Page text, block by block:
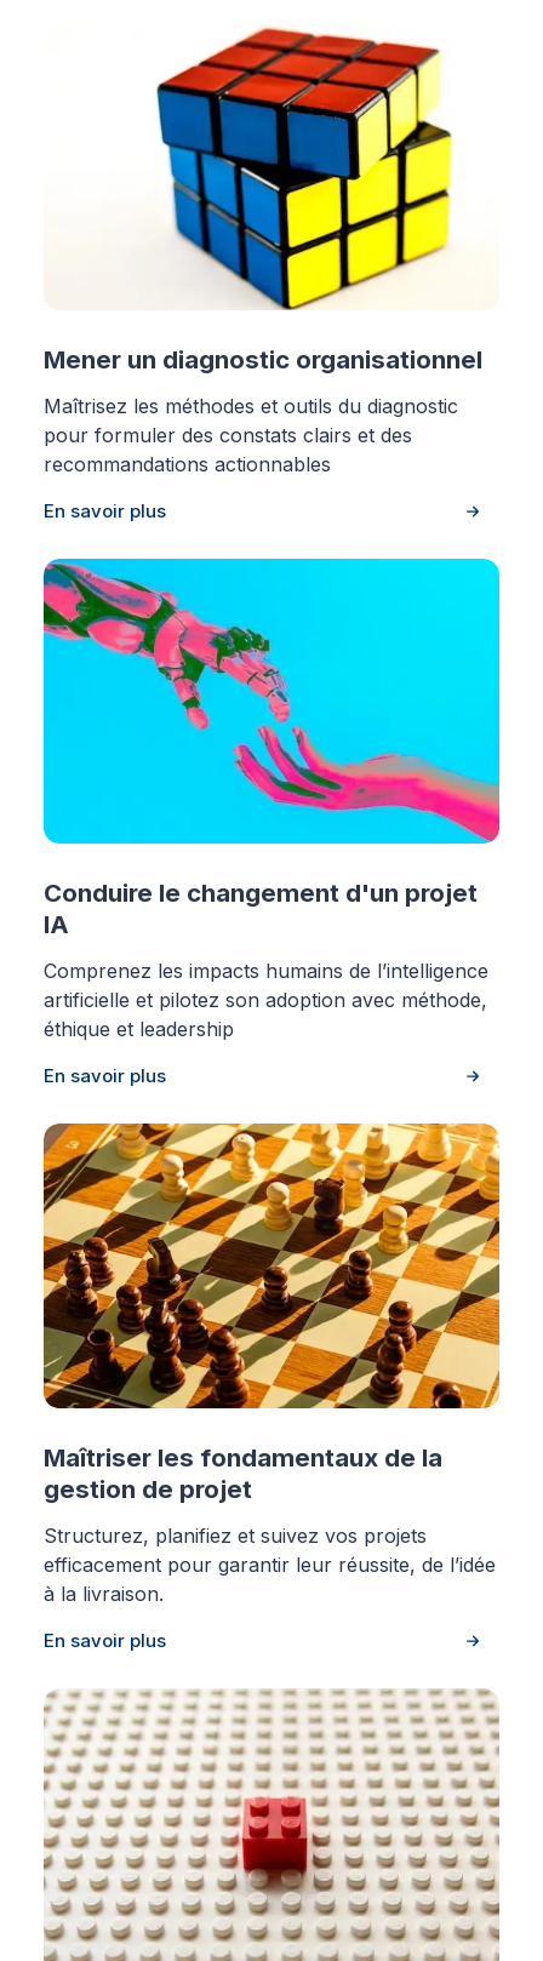
Mener un diagnostic organisationnel
Maîtrisez les méthodes et outils du diagnostic
pour formuler des constats clairs et des
recommandations actionnables
En savoir plus
Conduire le changement d'un projet
IA
Comprenez les impacts humains de l’intelligence
artificielle et pilotez son adoption avec méthode,
éthique et leadership
En savoir plus
Maîtriser les fondamentaux de la
gestion de projet
Structurez, planifiez et suivez vos projets
efficacement pour garantir leur réussite, de l’idée
à la livraison.
En savoir plus